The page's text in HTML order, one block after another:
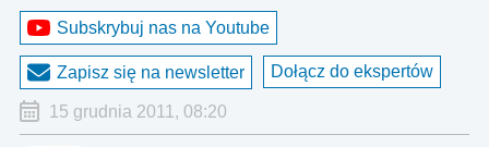
Subskrybuj nas na Youtube
Zapisz się na newsletter Dołącz do ekspertów
15 grudnia 2011, 08:20